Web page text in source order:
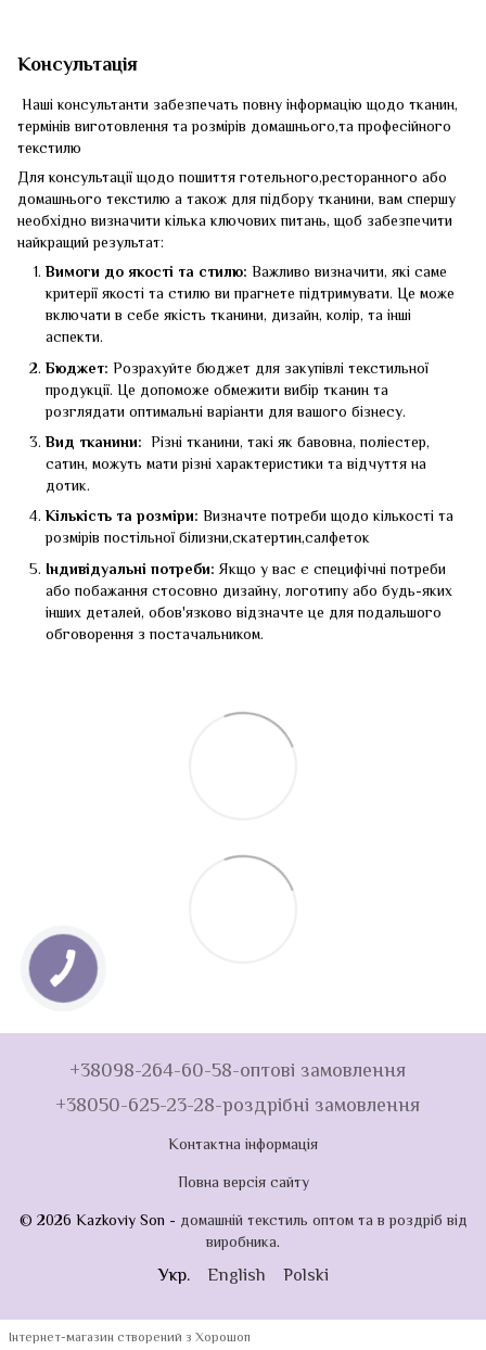
Консультація
Наші консультанти забезпечать повну інформацію щодо тканин,
термінів виготовлення та розмірів домашнього,та професійного
текстилю
Для консультації щодо пошиття готельного,ресторанного або
домашнього текстилю а також для підбору тканини, вам спершу
необхідно визначити кілька ключових питань, щоб забезпечити
найкращий результат:
Вимоги до якості та стилю: Важливо визначити, які саме
критерії якості та стилю ви прагнете підтримувати. Це може
включати в себе якість тканини, дизайн, колір, та інші
аспекти.
Бюджет: Розрахуйте бюджет для закупівлі текстильної
продукції. Це допоможе обмежити вибір тканин та
розглядати оптимальні варіанти для вашого бізнесу.
Вид тканини: Різні тканини, такі як бавовна, поліестер,
сатин, можуть мати різні характеристики та відчуття на
дотик.
Кількість та розміри: Визначте потреби щодо кількості та
розмірів постільної білизни,скатертин,салфеток
Індивідуальні потреби: Якщо у вас є специфічні потреби
або побажання стосовно дизайну, логотипу або будь-яких
інших деталей, обов'язково відзначте це для подальшого
обговорення з постачальником.
+38098-264-60-58-оптові замовлення
+38050-625-23-28-роздрібні замовлення
Контактна інформація
Повна версія сайту
© 2026 Kazkoviy Son - домашній текстиль оптом та в роздріб від
виробника.
Укр. English Polski
Інтернет-магазин створений з Хорошоп